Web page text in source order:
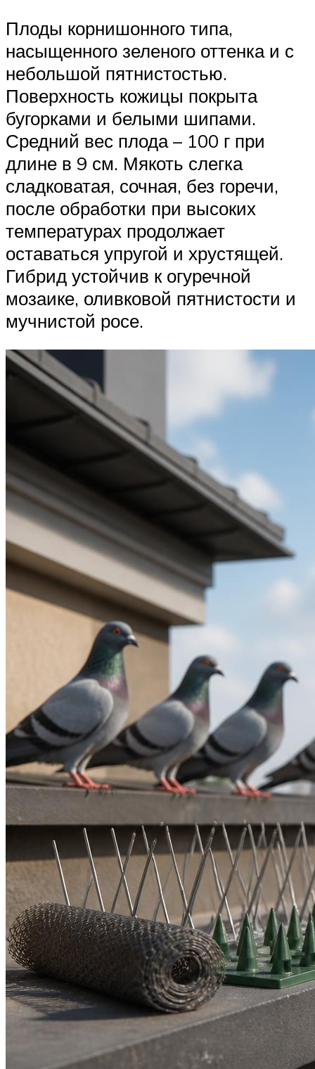
Плоды корнишонного типа,
насыщенного зеленого оттенка и с
небольшой пятнистостью.
Поверхность кожицы покрыта
бугорками и белыми шипами.
Средний вес плода – 100 г при
длине в 9 см. Мякоть слегка
сладковатая, сочная, без горечи,
после обработки при высоких
температурах продолжает
оставаться упругой и хрустящей.
Гибрид устойчив к огуречной
мозаике, оливковой пятнистости и
мучнистой росе.